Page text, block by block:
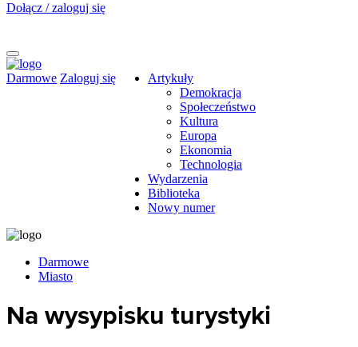
Dołącz / zaloguj się
Darmowe Zaloguj się
Artykuły
Demokracja
Społeczeństwo
Kultura
Europa
Ekonomia
Technologia
Wydarzenia
Biblioteka
Nowy numer
Darmowe
Miasto
Na wysypisku turystyki